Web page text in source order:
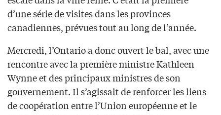
d’une série de visites dans les provinces
canadiennes, prévues tout au long de l’année.
Mercredi, l’Ontario a donc ouvert le bal, avec une
rencontre avec la première ministre Kathleen
Wynne et des principaux ministres de son
gouvernement. Il s’agissait de renforcer les liens
de coopération entre l’Union européenne et le